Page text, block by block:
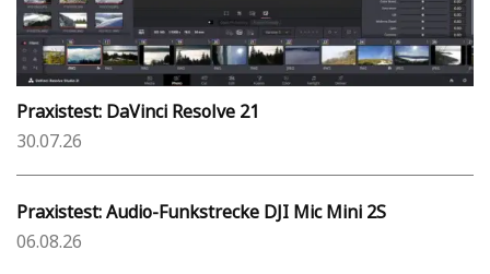
Praxistest: DaVinci Resolve 21
30.07.26
Praxistest: Audio-Funkstrecke DJI Mic Mini 2S
06.08.26